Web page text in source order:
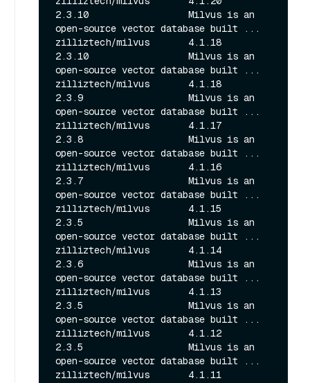
2.3.10                  Milvus is an
open-source vector database built ...
zilliztech/milvus       4.1.18
2.3.10                  Milvus is an
open-source vector database built ...
zilliztech/milvus       4.1.18
2.3.9                   Milvus is an
open-source vector database built ...
zilliztech/milvus       4.1.17
2.3.8                   Milvus is an
open-source vector database built ...
zilliztech/milvus       4.1.16
2.3.7                   Milvus is an
open-source vector database built ...
zilliztech/milvus       4.1.15
2.3.5                   Milvus is an
open-source vector database built ...
zilliztech/milvus       4.1.14
2.3.6                   Milvus is an
open-source vector database built ...
zilliztech/milvus       4.1.13
2.3.5                   Milvus is an
open-source vector database built ...
zilliztech/milvus       4.1.12
2.3.5                   Milvus is an
open-source vector database built ...
zilliztech/milvus       4.1.11